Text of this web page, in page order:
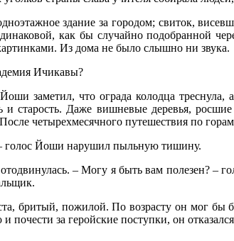
здание за городом; свиток,
как бы случайно подобранной
Из дома не было слышно ни звука.
Ичикавы?
заметил, что ограда колодца треснула,
и старость. Даже вишневые деревья,
четырехмесячного путешествия по
– голос Йоши нарушил пыльную тишину.
– Могу я быть вам полезен? –
бритый, пожилой. По возрасту он мог
почести за геройские поступки, он